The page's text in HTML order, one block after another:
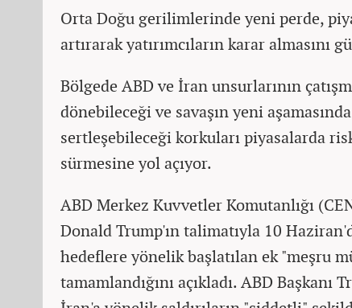
Orta Doğu gerilimlerinde yeni perde,
artırarak yatırımcıların karar almasını
Bölgede ABD ve İran unsurlarının
dönebileceği ve savaşın yeni
sertleşebileceği korkuları piyasalarda
sürmesine yol açıyor.
ABD Merkez Kuvvetler Komutanlığı
Donald Trump'ın talimatıyla 10
hedeflere yönelik başlatılan ek "meşru
tamamlandığını açıkladı. ABD Başkanı